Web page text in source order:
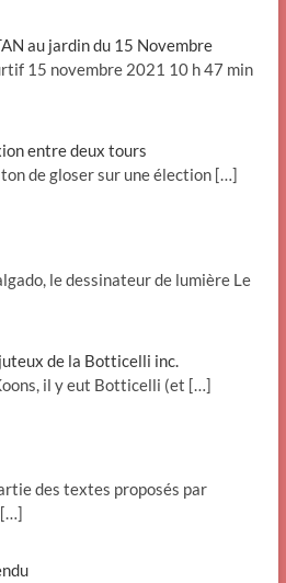
au jardin du 15 Novembre
15 novembre 2021 10 h 47 min
entre deux tours
de gloser sur une élection […]
le dessinateur de lumière Le
de la Botticelli inc.
il y eut Botticelli (et […]
des textes proposés par
[…]